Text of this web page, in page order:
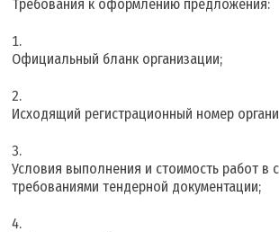
Требования к оформлению предложения:
Официальный бланк организации;
Исходящий регистрационный номер
Условия выполнения и стоимость работ в
требованиями тендерной документации;